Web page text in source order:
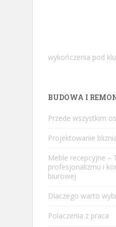
wykończenia pod
BUDOWA I
Przede wszystkim
Projektowanie
Meble recepcyjne –
profesjonalizmu i
biurowej
Dlaczego warto
Polaczenia z praca